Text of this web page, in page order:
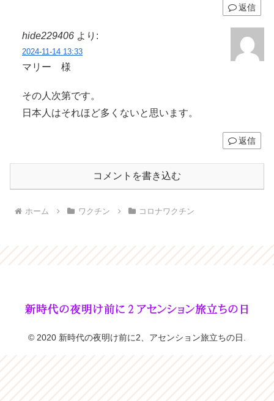
返信
hide229406 より:
2024-11-14 13:33
マリー 様
その人次第です。
日本人はそれほど多くないと思います。
返信
コメントを書き込む
ホーム ワクチン コロナワクチン
© 2020 新時代の夜明け前に2、アセンション旅立ちの日.